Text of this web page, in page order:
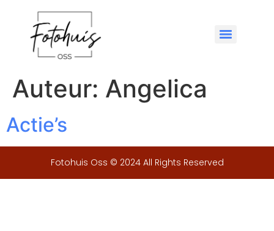
Auteur: Angelica
Actie’s
Fotohuis Oss © 2024 All Rights Reserved